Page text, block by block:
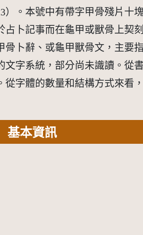
）。本號中有帶字甲骨殘片十
卜記事而在龜甲或獸骨上契
卜辭、或龜甲獸骨文，主要
字系統，部分尚未識讀。從
字體的數量和結構方式來看
基本資訊